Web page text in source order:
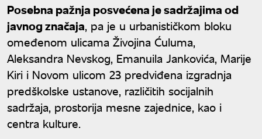
Posebna pažnja posvećena je sadržajima od
javnog značaja, pa je u urbanističkom bloku
omeđenom ulicama Živojina Ćuluma,
Aleksandra Nevskog, Emanuila Jankovića, Marije
Kiri i Novom ulicom 23 predviđena izgradnja
predškolske ustanove, različitih socijalnih
sadržaja, prostorija mesne zajednice, kao i
centra kulture.